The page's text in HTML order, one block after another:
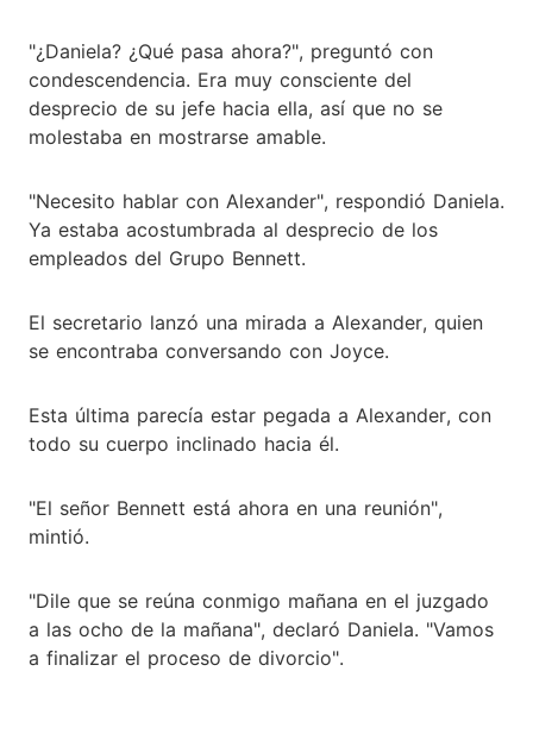
"¿Daniela? ¿Qué pasa ahora?", preguntó con
condescendencia. Era muy consciente del
desprecio de su jefe hacia ella, así que no se
molestaba en mostrarse amable.
"Necesito hablar con Alexander", respondió Daniela.
Ya estaba acostumbrada al desprecio de los
empleados del Grupo Bennett.
El secretario lanzó una mirada a Alexander, quien
se encontraba conversando con Joyce.
Esta última parecía estar pegada a Alexander, con
todo su cuerpo inclinado hacia él.
"El señor Bennett está ahora en una reunión",
mintió.
"Dile que se reúna conmigo mañana en el juzgado
a las ocho de la mañana", declaró Daniela. "Vamos
a finalizar el proceso de divorcio".